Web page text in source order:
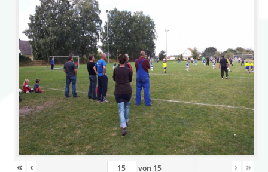
« ‹ von 15 › »